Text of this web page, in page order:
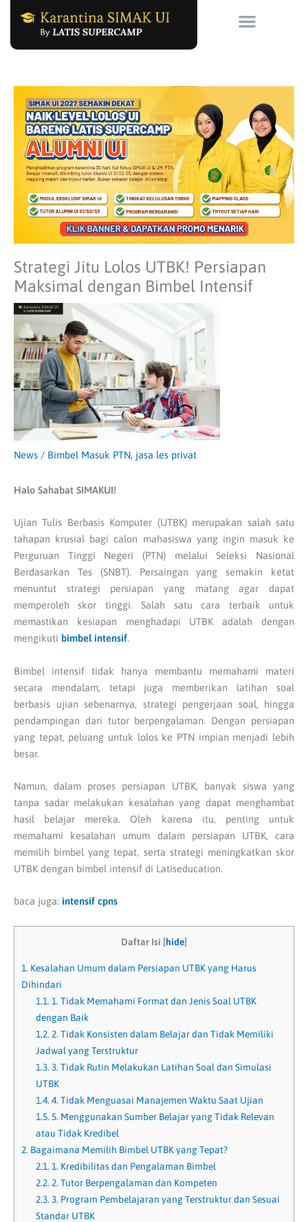
Strategi Jitu Lolos UTBK! Persiapan
Maksimal dengan Bimbel Intensif
News / Bimbel Masuk PTN, jasa les privat
Halo Sahabat SIMAKUI!
Ujian Tulis Berbasis Komputer (UTBK) merupakan salah satu
tahapan krusial bagi calon mahasiswa yang ingin masuk ke
Perguruan Tinggi Negeri (PTN) melalui Seleksi Nasional
Berdasarkan Tes (SNBT). Persaingan yang semakin ketat
menuntut strategi persiapan yang matang agar dapat
memperoleh skor tinggi. Salah satu cara terbaik untuk
memastikan kesiapan menghadapi UTBK adalah dengan
mengikuti bimbel intensif.
Bimbel intensif tidak hanya membantu memahami materi
secara mendalam, tetapi juga memberikan latihan soal
berbasis ujian sebenarnya, strategi pengerjaan soal, hingga
pendampingan dari tutor berpengalaman. Dengan persiapan
yang tepat, peluang untuk lolos ke PTN impian menjadi lebih
besar.
Namun, dalam proses persiapan UTBK, banyak siswa yang
tanpa sadar melakukan kesalahan yang dapat menghambat
hasil belajar mereka. Oleh karena itu, penting untuk
memahami kesalahan umum dalam persiapan UTBK, cara
memilih bimbel yang tepat, serta strategi meningkatkan skor
UTBK dengan bimbel intensif di Latiseducation.
baca juga: intensif cpns
Daftar Isi [hide]
1. Kesalahan Umum dalam Persiapan UTBK yang Harus
Dihindari
1.1. 1. Tidak Memahami Format dan Jenis Soal UTBK
dengan Baik
1.2. 2. Tidak Konsisten dalam Belajar dan Tidak Memiliki
Jadwal yang Terstruktur
1.3. 3. Tidak Rutin Melakukan Latihan Soal dan Simulasi
UTBK
1.4. 4. Tidak Menguasai Manajemen Waktu Saat Ujian
1.5. 5. Menggunakan Sumber Belajar yang Tidak Relevan
atau Tidak Kredibel
2. Bagaimana Memilih Bimbel UTBK yang Tepat?
2.1. 1. Kredibilitas dan Pengalaman Bimbel
2.2. 2. Tutor Berpengalaman dan Kompeten
2.3. 3. Program Pembelajaran yang Terstruktur dan Sesuai
Standar UTBK